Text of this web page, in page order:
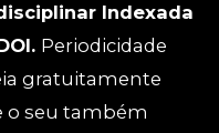
Indexada
Periodicidade
gratuitamente
o seu também